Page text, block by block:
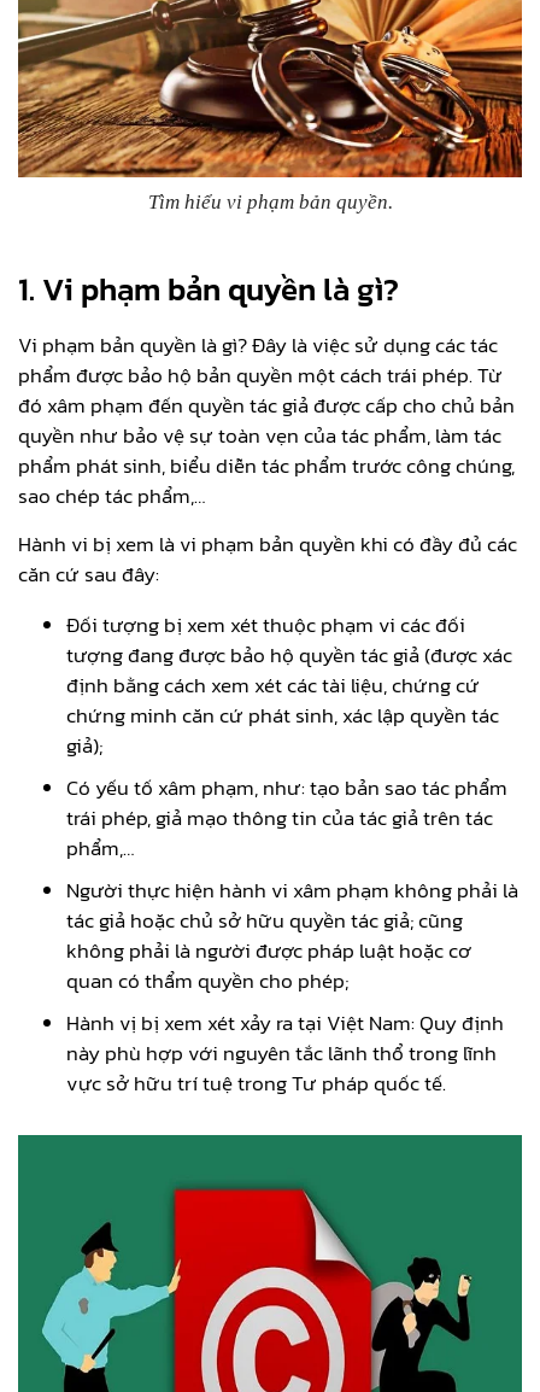
Tìm hiểu vi phạm bản quyền.
1. Vi phạm bản quyền là gì?
Vi phạm bản quyền là gì? Đây là việc sử dụng các tác
phẩm được bảo hộ bản quyền một cách trái phép. Từ
đó xâm phạm đến quyền tác giả được cấp cho chủ bản
quyền như bảo vệ sự toàn vẹn của tác phẩm, làm tác
phẩm phát sinh, biểu diễn tác phẩm trước công chúng,
sao chép tác phẩm,…
Hành vi bị xem là vi phạm bản quyền khi có đầy đủ các
căn cứ sau đây:
Đối tượng bị xem xét thuộc phạm vi các đối
tượng đang được bảo hộ quyền tác giả (được xác
định bằng cách xem xét các tài liệu, chứng cứ
chứng minh căn cứ phát sinh, xác lập quyền tác
giả);
Có yếu tố xâm phạm, như: tạo bản sao tác phẩm
trái phép, giả mạo thông tin của tác giả trên tác
phẩm,…
Người thực hiện hành vi xâm phạm không phải là
tác giả hoặc chủ sở hữu quyền tác giả; cũng
không phải là người được pháp luật hoặc cơ
quan có thẩm quyền cho phép;
Hành vị bị xem xét xảy ra tại Việt Nam: Quy định
này phù hợp với nguyên tắc lãnh thổ trong lĩnh
vực sở hữu trí tuệ trong Tư pháp quốc tế.